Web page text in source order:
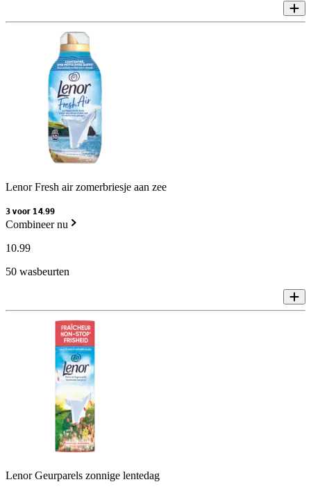
Lenor Fresh air zomerbriesje aan zee
3 voor 14.99
Combineer nu
10.99
50 wasbeurten
Lenor Geurparels zonnige lentedag